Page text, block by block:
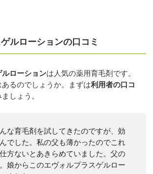
ルローションの口コミ
ローションは人気の薬用育毛剤です。
るのでしょうか。まずは利用者の口コ
しょう。
な育毛剤を試してきたのですが、効
でした。私の父も薄かったのでこれ
方ないとあきらめていました。父の
娘からこのエヴォルプラスゲルロー